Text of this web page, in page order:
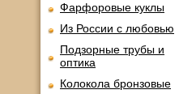
Фарфоровые куклы
Из России с любовью
Подзорные трубы и
оптика
Колокола бронзовые